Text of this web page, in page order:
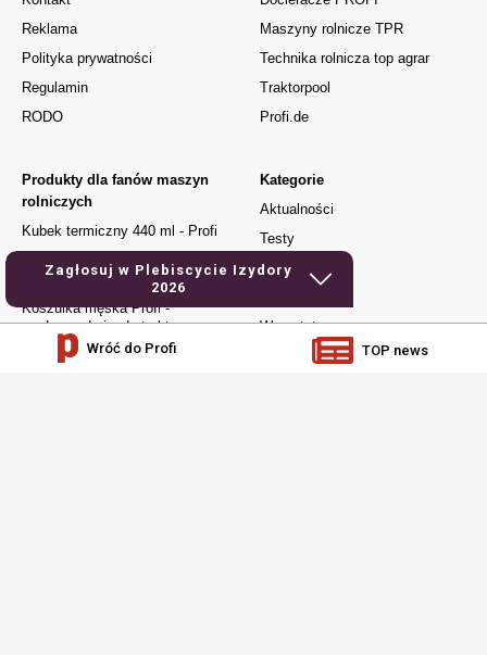
Zagłosuj w Plebiscycie Izydory
2026
Reklama
Polityka prywatności
Regulamin
RODO
Kategorie
Aktualności
Testy
Używane
Warsztat
Jak to działa
Produkty dla fanów maszyn
rolniczych
Kubek termiczny 440 ml - Profi
Kubek Urodzony do jazdy
traktorem
Koszulka męska Profi -
urodzony do jazdy traktorem
Czapka z daszkiem – Profi
Maszyny rolnicze TPR
Technika rolnicza top agrar
Traktorpool
Profi.de
Wróć do Profi TOP news